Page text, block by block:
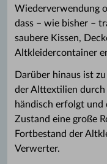
Wiederverwendung
dass – wie bisher –
saubere Kissen,
Altkleidercontainer
Darüber hinaus ist
der Alttextilien durch
händisch erfolgt und
Zustand eine große
Fortbestand der
Verwerter.